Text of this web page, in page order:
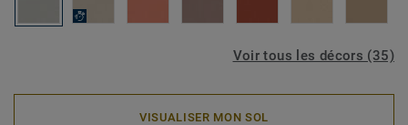
Voir tous les décors (35)
VISUALISER MON SOL